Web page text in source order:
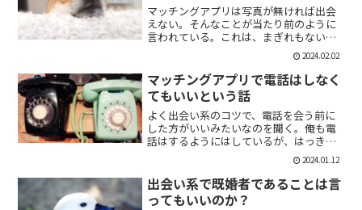
マッチングアプリは写真が無ければ出会
えない。そんなことが当たり前のように
言われている。これは、まぎれもない事
実だと思う。自分が使う時に写真を載せ
ていない人は無視するし、相手をするに
しても適当にあしらう。写真無しで出会
えるのは、お金が発生する...
2024.02.02
マッチングアプリで電話はしなく
てもいいという話
よく出会い系のコツで、電話を会う前に
した方がいいみたいなのを聞く。俺も電
話はするようにはしているが、はっきり
言っちゃうと電話なんていらない。よっ
ぽど話術や声に自信ある人だけすればい
いと思っている。では、その理由を語っ
ていこう。電話を嫌がる人...
2024.01.12
出会い系で既婚者であることは言
ってもいいのか？